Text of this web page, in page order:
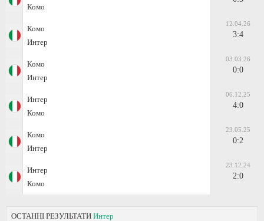
Комо
Комо
Интер
12.04.26
3:4
Комо
Интер
03.03.26
0:0
Интер
Комо
06.12.25
4:0
Комо
Интер
23.05.25
0:2
Интер
Комо
23.12.24
2:0
ОСТАННІ РЕЗУЛЬТАТИ Интер